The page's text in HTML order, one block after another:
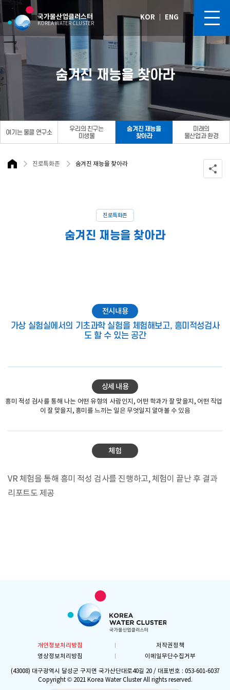
국가물산업클러스터
KOREA WATER CLUSTER
KOR ENG
숨겨진 재능을 찾아라
여기는 물클 연구소
우리의 친구는
미생물
숨겨진 재능을
찾아라
미래의
물산업과 환경
진로특화존 숨겨진 재능을 찾아라
진로특화존
숨겨진 재능을 찾아라
전시내용
가상 실험실에서의 기초과학 실험을 체험해보고, 흥미적성검사
도 할 수 있는 공간
상세 내용
흥미 적성 검사를 통해 나는 어떤 유형의 사람인지, 어떤 학과가 잘 맞을지, 어떤 직업
이 잘 맞을지, 흥미를 느끼는 일은 무엇일지 알아볼 수 있음
체험
VR 체험을 통해 흥미 적성 검사를 진행하고, 체험이 끝난 후 결과
리포트도 제공
개인정보처리방침
저작권정책
영상정보처리방침
이메일무단수집거부
(43008) 대구광역시 달성군 구지면 국가산단대로40길 20 / 대표번호 : 053-601-6037
Copyright © 2021 Korea Water Cluster All rights reserved.